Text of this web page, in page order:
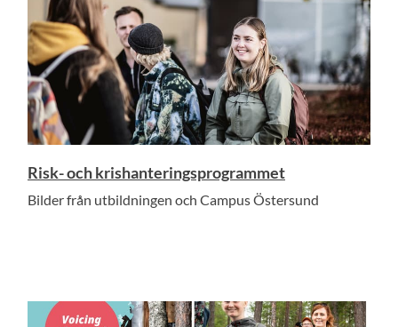
Risk- och krishanteringsprogrammet
Bilder från utbildningen och Campus Östersund